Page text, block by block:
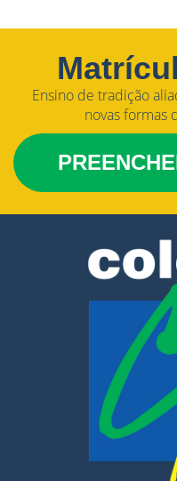
Ensino de tradição
novas formas